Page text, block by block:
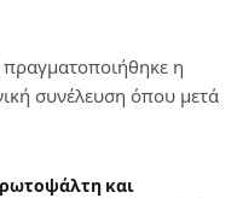
η
συνέλευση όπου μετά
και